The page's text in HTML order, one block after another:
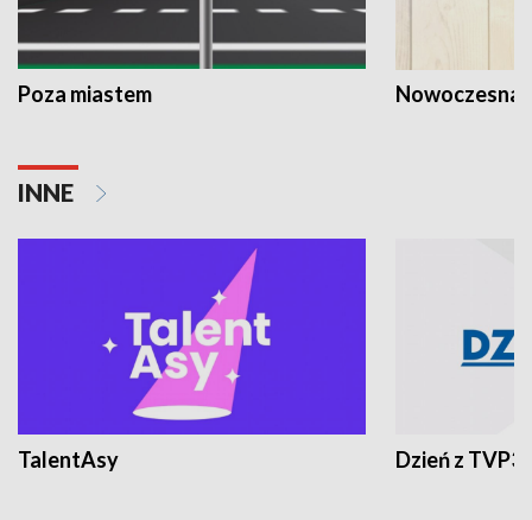
Poza miastem Nowoczesna
INNE
TalentAsy Dzień z TVP3